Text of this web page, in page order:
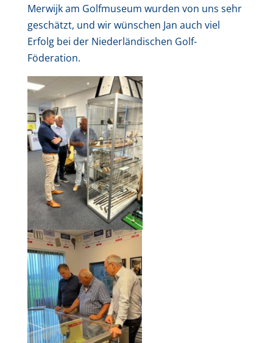
Merwijk am Golfmuseum wurden von uns sehr
geschätzt, und wir wünschen Jan auch viel
Erfolg bei der Niederländischen Golf-
Föderation.